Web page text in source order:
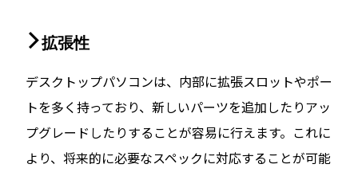
拡張性
デスクトップパソコンは、内部に拡張スロットやポー
トを多く持っており、新しいパーツを追加したりアッ
プグレードしたりすることが容易に行えます。これに
より、将来的に必要なスペックに対応することが可能